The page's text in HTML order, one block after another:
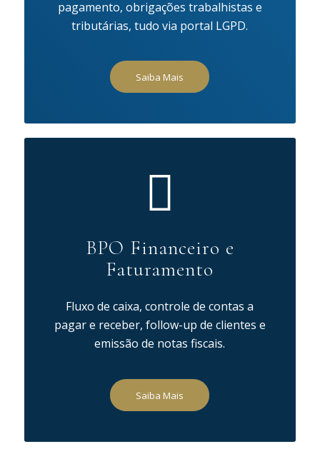
pagamento, obrigações trabalhistas e
tributárias, tudo via portal LGPD.
Saiba Mais
BPO Financeiro e
Faturamento
Fluxo de caixa, controle de contas a
pagar e receber, follow-up de clientes e
emissão de notas fiscais.
Saiba Mais